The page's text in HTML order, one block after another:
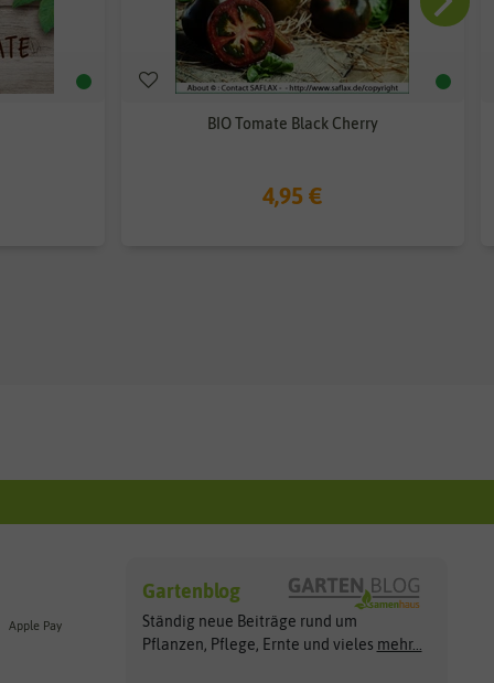
BIO Tomate Black Cherry
4,95 €
Apple Pay
Gartenblog
Ständig neue Beiträge rund um
Pflanzen, Pflege, Ernte und vieles mehr...